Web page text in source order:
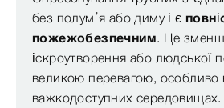
без полум’я або диму і є
пожежобезпечним. Це
іскроутворення або людської
великою перевагою, особливо
важкодоступних